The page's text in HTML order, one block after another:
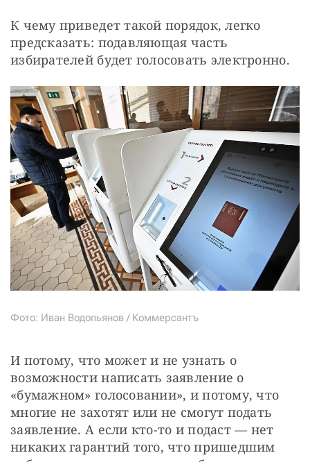
К чему приведет такой порядок, легко
предсказать: подавляющая часть
избирателей будет голосовать электронно.
Фото: Иван Водопьянов / Коммерсантъ
И потому, что может и не узнать о
возможности написать заявление о
«бумажном» голосовании», и потому, что
многие не захотят или не смогут подать
заявление. А если кто-то и подаст — нет
никаких гарантий того, что пришедшим